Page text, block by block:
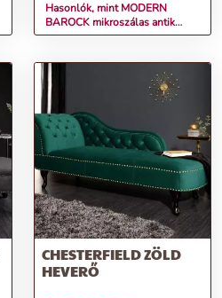
Hasonlók, mint MODERN
BAROCK mikroszálas antik
barna kanapé Chesterfield
CHESTERFIELD ZÖLD
HEVERŐ